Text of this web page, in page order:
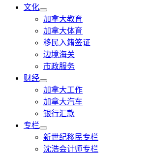
文化
加拿大教育
加拿大体育
移民入籍签证
边境海关
市政服务
财经
加拿大工作
加拿大汽车
银行汇款
专栏
新世纪移民专栏
沈浩会计师专栏